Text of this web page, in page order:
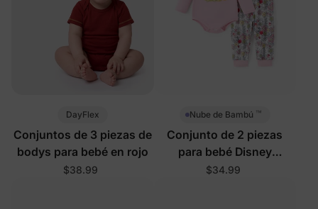
DayFlex
Conjuntos de 3 piezas de
bodys para bebé en rojo
$38.99
Nube de Bambú ™
Conjunto de 2 piezas
para bebé Disney
Princesa en rosa
$34.99